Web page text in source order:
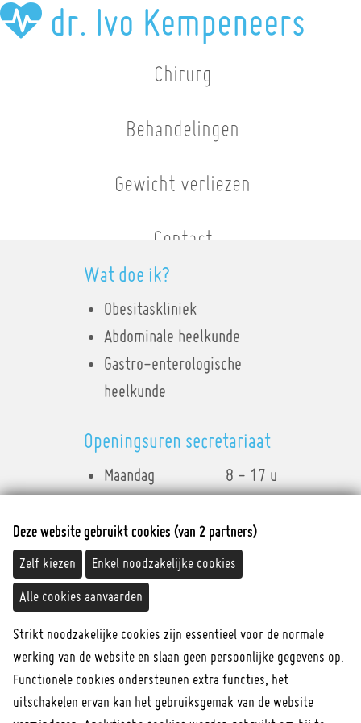
dr. Ivo Kempeneers
Chirurg
Behandelingen
Gewicht verliezen
Contact
Meld aan
Accountgegevens
Gebruikersnaam
Onthoud mij
Aanmelden
Deze website gebruikt cookies (van 2 partners)
Zelf kiezen
Enkel noodzakelijke cookies
Alle cookies aanvaarden
Strikt noodzakelijke cookies zijn essentieel voor de normale
werking van de website en slaan geen persoonlijke gegevens op.
Functionele cookies ondersteunen extra functies, het
uitschakelen ervan kan het gebruiksgemak van de website
Wat doe ik?
Obesitaskliniek
Abdominale heelkunde
Gastro-enterologische
heelkunde
Openingsuren secretariaat
Maandag
8 - 17 u
Woensdag
8 - 17 u
Donderdag
8 - 17 u
Vrijdag
Contact
dr. Ivo Kempeneers
02 478 80 54